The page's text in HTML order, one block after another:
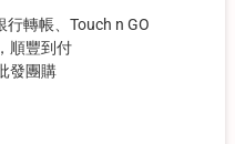
行轉帳、Touch n GO
順豐到付
發團購